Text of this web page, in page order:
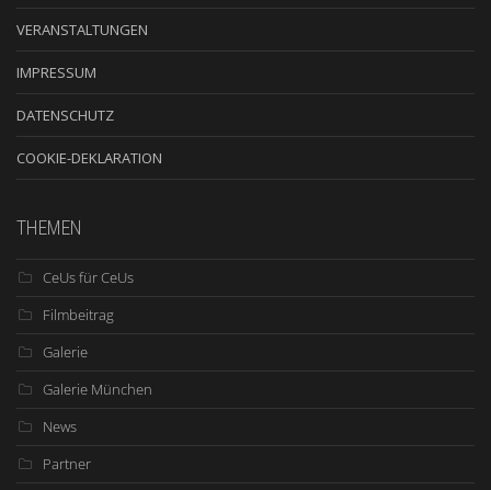
VERANSTALTUNGEN
IMPRESSUM
DATENSCHUTZ
COOKIE-DEKLARATION
THEMEN
CeUs für CeUs
Filmbeitrag
Galerie
Galerie München
News
Partner